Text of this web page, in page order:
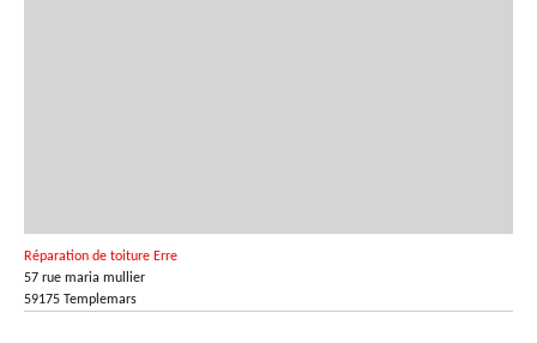
Réparation de toiture Erre
57 rue maria mullier
59175 Templemars